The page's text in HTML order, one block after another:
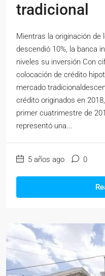
tradicional
Mientras la originación de
descendió 10%, la banca
niveles su inversión Con
colocación de crédito
mercado
crédito originados en
primer cuatrimestre de
representó una...
5 años ago 0